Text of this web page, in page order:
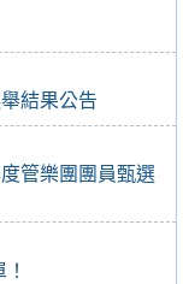
結果公告
管樂團團員甄選